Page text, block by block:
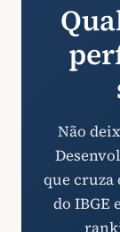
Não
que cruza
do IBGE